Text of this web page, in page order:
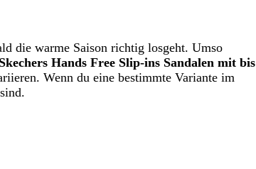
die warme Saison richtig losgeht. Umso
Skechers Hands Free Slip-ins Sandalen mit bis
Wenn du eine bestimmte Variante im